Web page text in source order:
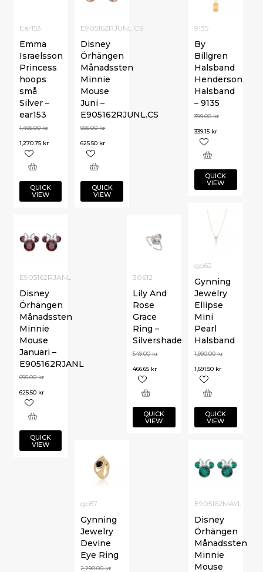
Ear153
Emma
Israelsson
Princess
hoops
små
Silver –
ear153
1,495.00kr
1,270.75 kr
QUICK
VIEW
9135
By
Billgren
Halsband
Henderson
Halsband
– 9135
399.00kr
339.15 kr
QUICK
VIEW
E905162RJUNL.CS
Disney
Örhängen
Månadssten
Minnie
Mouse
Juni –
E905162RJUNL.CS
695.00kr
625.50 kr
QUICK
VIEW
gp62
Gynning
Jewelry
Ellipse
Mini
Pearl
Halsband
1,990.00kr
1,691.50 kr
QUICK
VIEW
E905162RJANL
Disney
Örhängen
Månadssten
Minnie
Mouse
Januari –
E905162RJANL
695.00kr
625.50 kr
QUICK
VIEW
30612
Lily And
Rose
Grace
Ring –
Silvershade
549.00kr
466.65 kr
QUICK
VIEW
gp57
Gynning
Jewelry
Devine
Eye Ring
2,290.00kr
E905162MAYL
Disney
Örhängen
Månadssten
Minnie
Mouse